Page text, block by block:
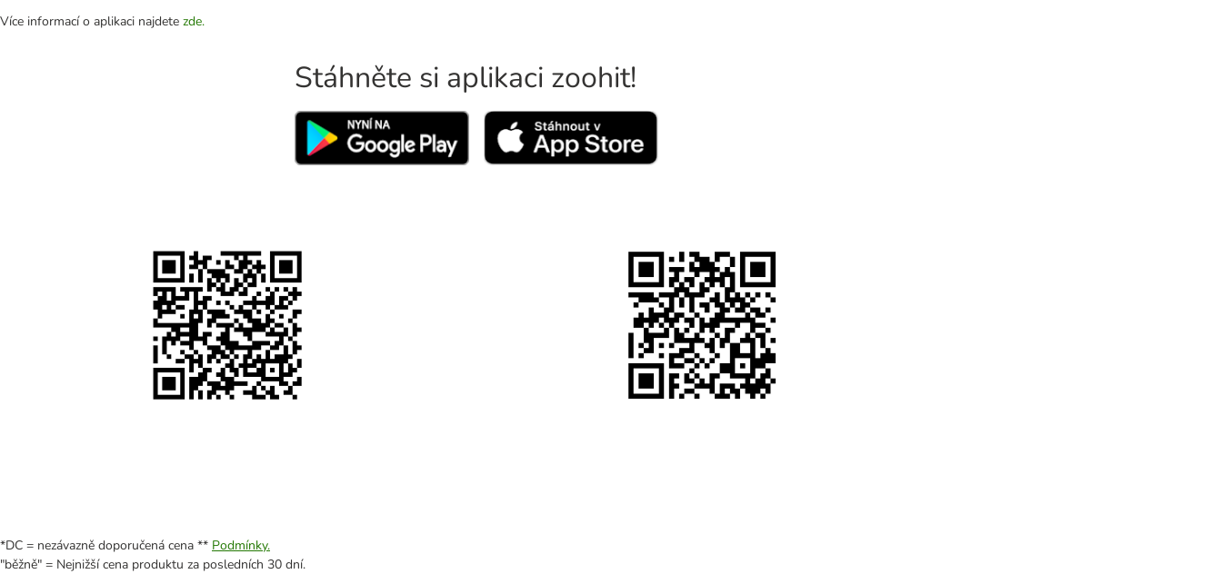
Více informací o aplikaci najdete zde.
Stáhněte si aplikaci zoohit!
*DC = nezávazně doporučená cena ** Podmínky.
"běžně" = Nejnižší cena produktu za posledních 30 dní.